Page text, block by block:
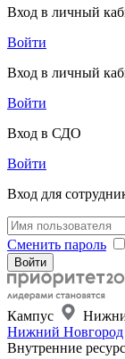
Вход в личный
Войти
Вход в личный
Войти
Вход в СДО
Войти
Вход для
Сменить пароль
Кампус
Нижний Новгород
Внутренние